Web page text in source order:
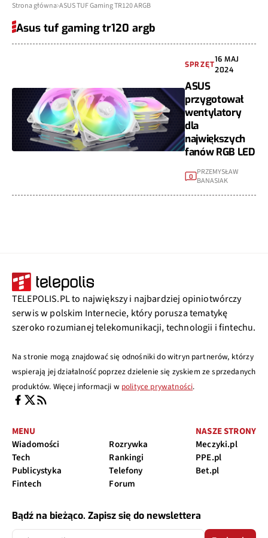
Strona główna ASUS TUF Gaming TR120 ARGB
Asus tuf gaming tr120 argb
SPRZĘT
16 MAJ
2024
ASUS
przygotował
wentylatory
dla
największych
fanów RGB LED
0
PRZEMYSŁAW
BANASIAK
TELEPOLIS.PL to największy i najbardziej opiniotwórczy
serwis w polskim Internecie, który porusza tematykę
szeroko rozumianej telekomunikacji, technologii i fintechu.
Na stronie mogą znajdować się odnośniki do witryn partnerów, którzy
wspierają jej działalność poprzez dzielenie się zyskiem ze sprzedanych
produktów. Więcej informacji w polityce prywatności.
MENU
Wiadomości
Tech
Publicystyka
Fintech
Rozrywka
Rankingi
Telefony
Forum
NASZE STRONY
Meczyki.pl
PPE.pl
Bet.pl
Bądź na bieżąco. Zapisz się do newslettera